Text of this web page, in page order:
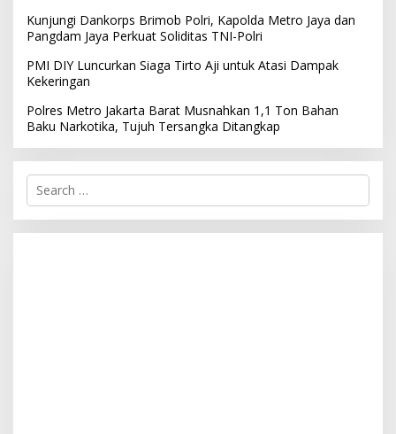
Kunjungi Dankorps Brimob Polri, Kapolda Metro Jaya dan
Pangdam Jaya Perkuat Soliditas TNI-Polri
PMI DIY Luncurkan Siaga Tirto Aji untuk Atasi Dampak
Kekeringan
Polres Metro Jakarta Barat Musnahkan 1,1 Ton Bahan
Baku Narkotika, Tujuh Tersangka Ditangkap
S
r